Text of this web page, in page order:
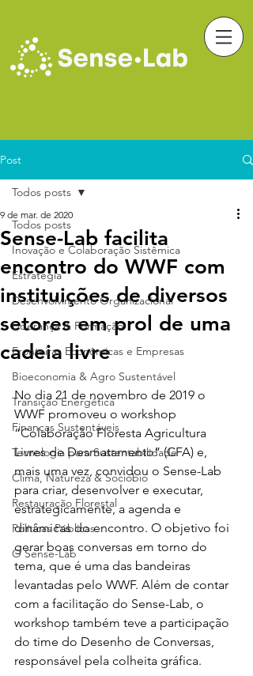
Post
Todos posts
Inovação e Colaboração Sistêmica
Estratégia
Desenvolvimento Organizacional
Liderança & Formação
Fronteiras Econômicas e Empresas
Bioeconomia & Agro Sustentável
Transição Energética
Finanças Sustentáveis
Tecnologia para Sustentabilidade
Clima, Natureza & Sociobio
Restauração Florestal
Políticas Públicas
O Sense-Lab
Todos posts
Sense-Lab facilita
encontro do WWF com
instituições de diversos
setores em prol de uma
cadeia livre
9 de mar. de 2020
No dia 21 de novembro de 2019 o
WWF promoveu o workshop
“Colaboração Floresta Agricultura
Livres de Desmatamento” (CFA) e,
mais uma vez, convidou o Sense-Lab
para criar, desenvolver e executar,
estrategicamente, a agenda e
dinâmicas do encontro. O objetivo foi
gerar boas conversas em torno do
tema, que é uma das bandeiras
levantadas pelo WWF. Além de contar
com a facilitação do Sense-Lab, o
workshop também teve a participação
do time do Desenho de Conversas,
responsável pela colheita gráfica.